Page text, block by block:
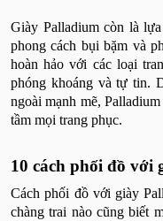
Giày Palladium còn là
phong cách bụi bặm và
hoàn hảo với các loại
phóng khoáng và tự tin.
ngoài mạnh mẽ,
tầm mọi trang phục.
10 cách phối đồ với
Cách phối đồ với giày
chàng trai nào cũng biết